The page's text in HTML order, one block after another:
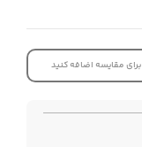
برای مقایسه اضافه کنید